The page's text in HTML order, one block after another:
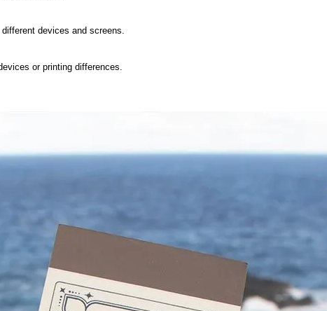
devices and screens.
or printing differences.